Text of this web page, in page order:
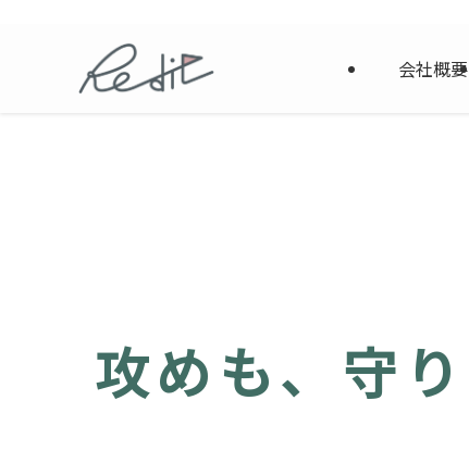
会社概要
攻めも、守り